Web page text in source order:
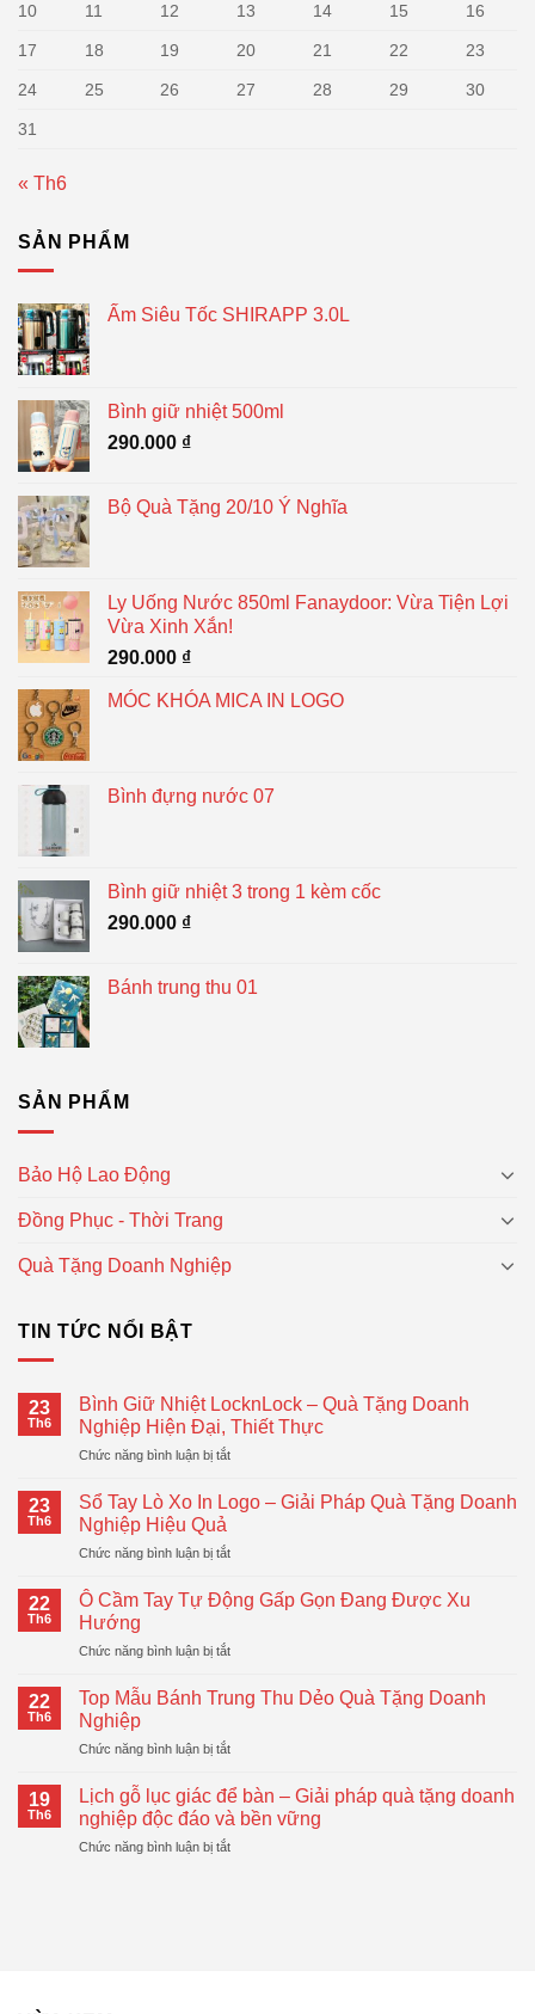
10 11 12 13 14 15 16
17 18 19 20 21 22 23
24 25 26 27 28 29 30
31
« Th6
SẢN PHẨM
Ấm Siêu Tốc SHIRAPP 3.0L
Bình giữ nhiệt 500ml
290.000 ₫
Bộ Quà Tặng 20/10 Ý Nghĩa
Ly Uống Nước 850ml Fanaydoor: Vừa Tiện Lợi
Vừa Xinh Xắn!
290.000 ₫
MÓC KHÓA MICA IN LOGO
Bình đựng nước 07
Bình giữ nhiệt 3 trong 1 kèm cốc
290.000 ₫
Bánh trung thu 01
SẢN PHẨM
Bảo Hộ Lao Động
Đồng Phục - Thời Trang
Quà Tặng Doanh Nghiệp
TIN TỨC NỔI BẬT
23
Th6
Bình Giữ Nhiệt LocknLock – Quà Tặng Doanh
Nghiệp Hiện Đại, Thiết Thực
Chức năng bình luận bị tắtở
Nhiệt
–
Tặng
Hiện
Thiết
23
Th6
Sổ Tay Lò Xo In Logo – Giải Pháp Quà Tặng Doanh
Nghiệp Hiệu Quả
Chức năng bình luận bị tắtở
Tay
In
–
Quà
Doanh
Nghiệp
22
Th6
Ô Cầm Tay Tự Động Gấp Gọn Đang Được Xu
Hướng
Chức năng bình luận bị tắtở
Tay
Động
Gọn
Đang
Xu
22
Th6
Top Mẫu Bánh Trung Thu Dẻo Quà Tặng Doanh
Nghiệp
Chức năng bình luận bị tắtở
Mẫu
Bánh
Trung
Thu
19
Th6
Lịch gỗ lục giác để bàn – Giải pháp quà tặng doanh
nghiệp độc đáo và bền vững
Chức năng bình luận bị tắtở